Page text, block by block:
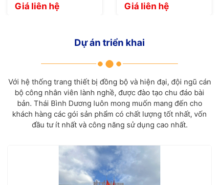
Giá liên hệ Giá liên hệ
Dự án triển khai
Với hệ thống trang thiết bị đồng bộ và hiện đại, đội ngũ cán
bộ công nhân viên lành nghề, được đào tạo chu đáo bài
bản. Thái Bình Dương luôn mong muốn mang đến cho
khách hàng các gói sản phẩm có chất lượng tốt nhất, vốn
đầu tư ít nhất và công năng sử dụng cao nhất.